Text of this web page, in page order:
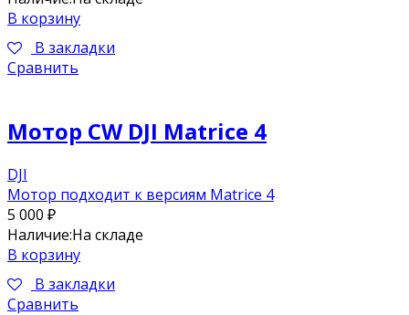
В корзину
В закладки
Сравнить
Мотор CW DJI Matrice 4
DJI
Мотор подходит к версиям Matrice 4
5 000 ₽
Наличие:На складе
В корзину
В закладки
Сравнить